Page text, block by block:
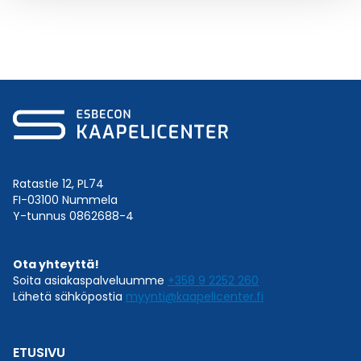
Ratastie 12, PL74
FI-03100 Nummela
Y-tunnus 0862688-4
Ota yhteyttä!
Soita asiakaspalveluumme +358 9 2252 260
Lähetä sähköpostia myynti@kaapelicenter.fi
ETUSIVU